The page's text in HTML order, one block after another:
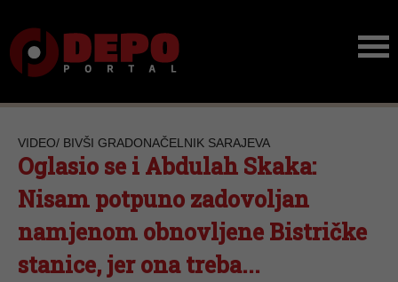
VIDEO/ BIVŠI GRADONAČELNIK SARAJEVA
Oglasio se i Abdulah Skaka:
Nisam potpuno zadovoljan
namjenom obnovljene Bistričke
stanice, jer ona treba...